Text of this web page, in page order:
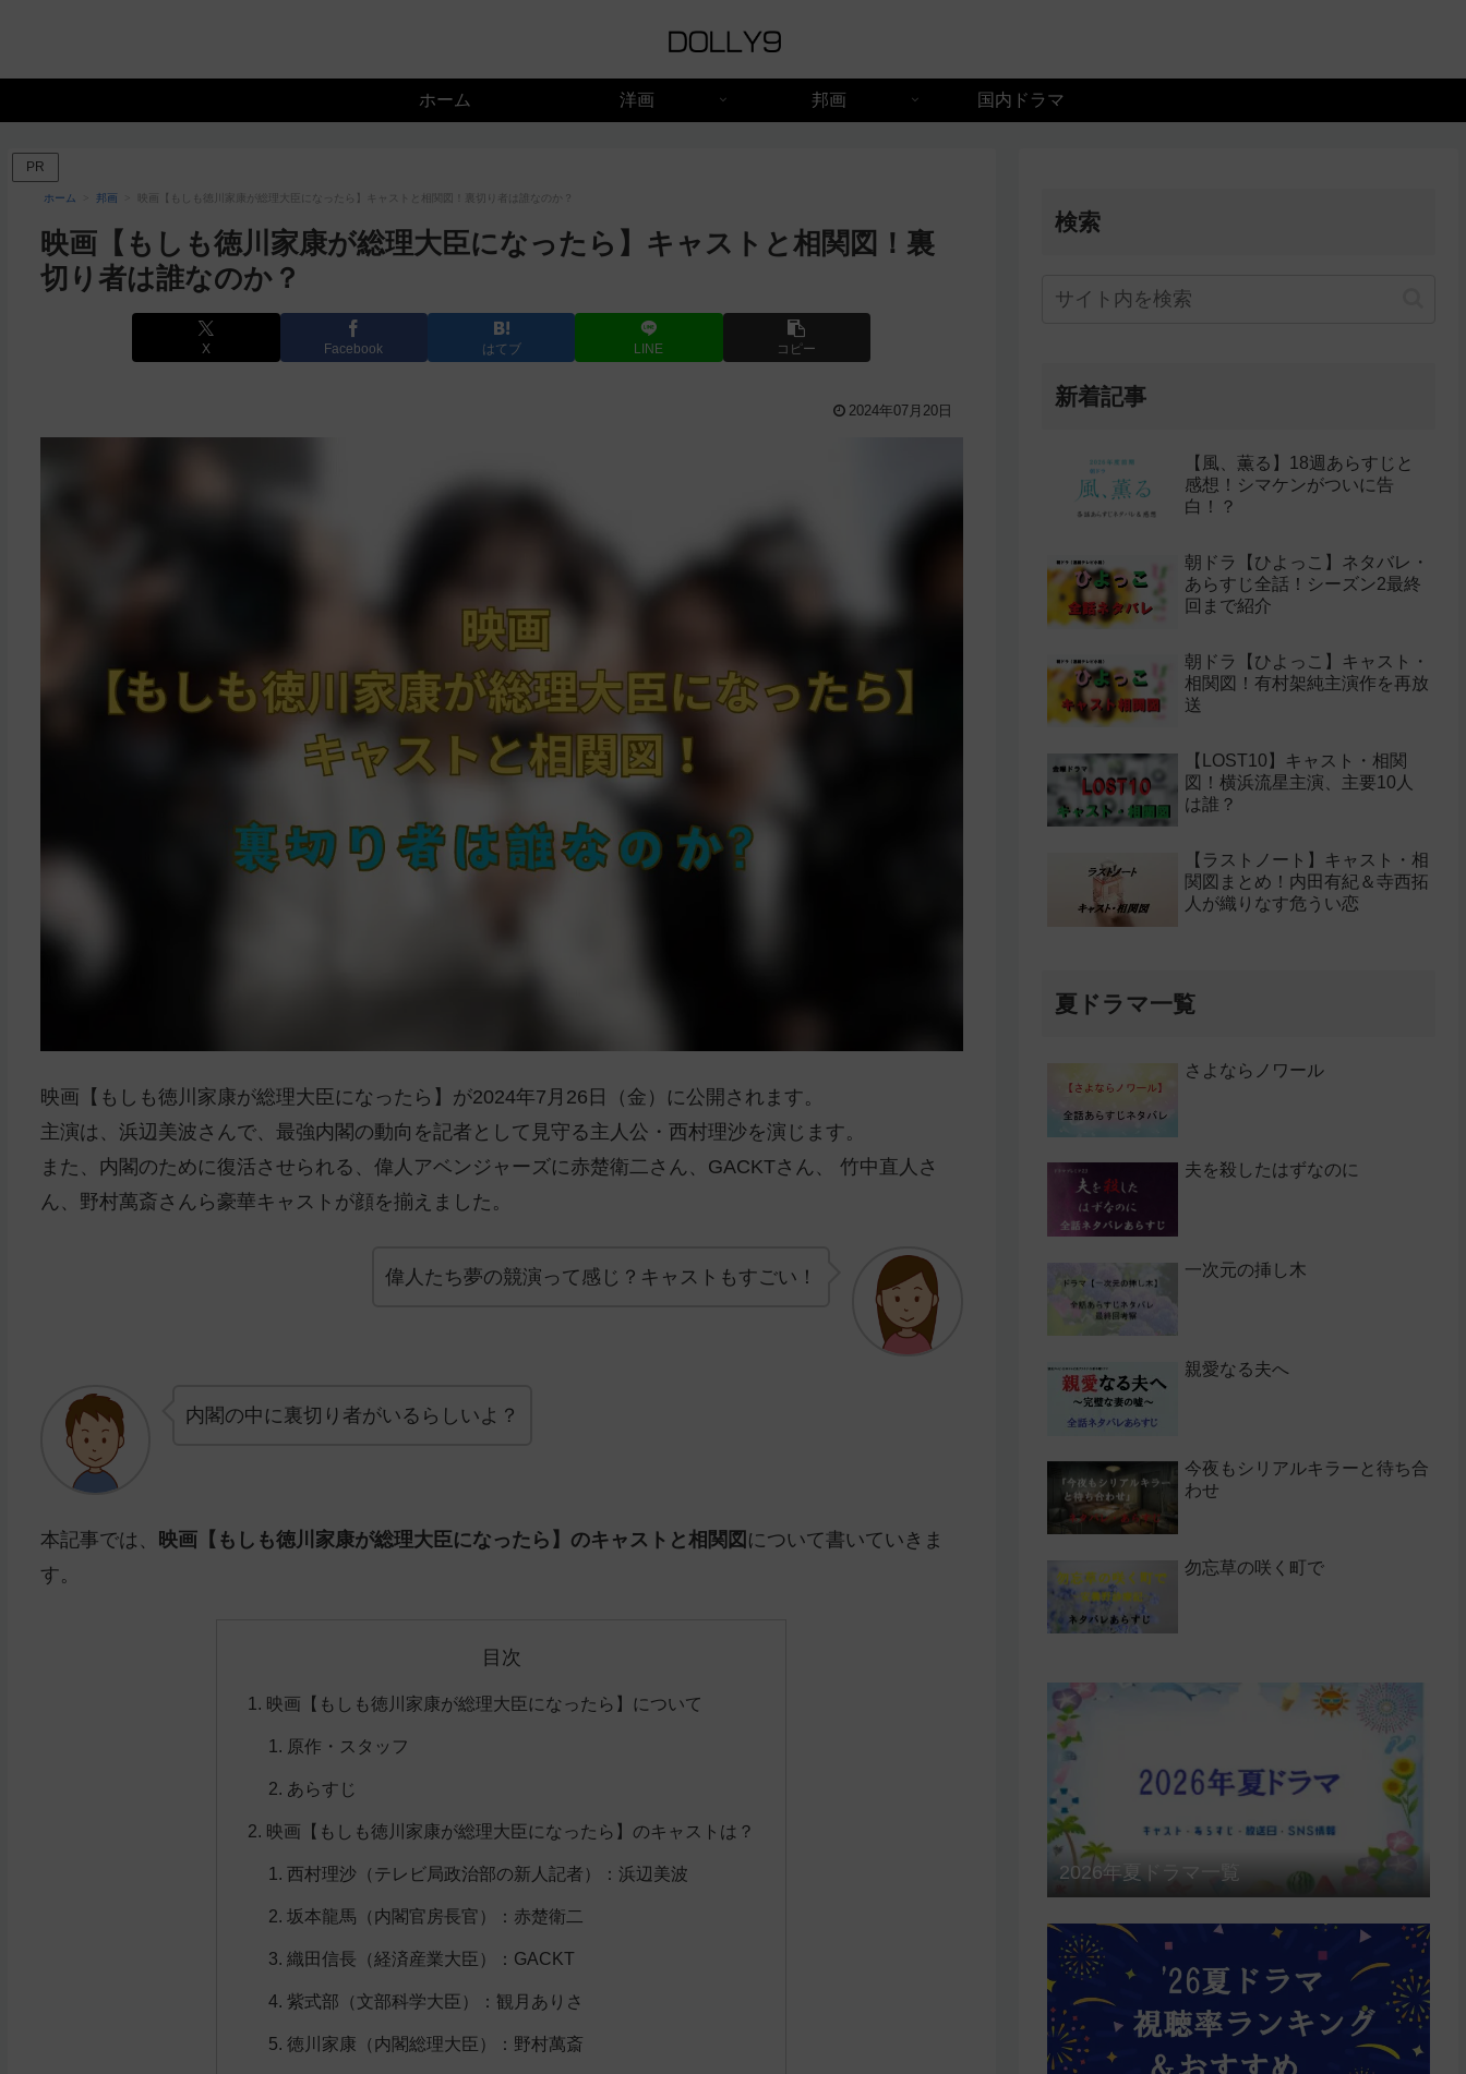
ホーム 洋画 邦画 国内ドラマ
PR
ホーム 邦画 映画【もしも徳川家康が総理大臣になったら】キャストと相関図！裏切り者は誰なのか？
映画【もしも徳川家康が総理大臣になったら】キャストと相関図！裏
切り者は誰なのか？
X Facebook はてブ LINE コピー
2024年07月20日
映画【もしも徳川家康が総理大臣になったら】が2024年7月26日（金）に公開されます。
主演は、浜辺美波さんで、最強内閣の動向を記者として見守る主人公・西村理沙を演じます。
また、内閣のために復活させられる、偉人アベンジャーズに 赤楚衛二さん、 GACKTさん、
竹中直人さ
ん、 野村萬斎さんら豪華キャストが顔を揃えました。
偉人たち夢の競演って感じ？キャストもすごい！
内閣の中に裏切り者がいるらしいよ？
本記事では、 映画【もしも徳川家康が総理大臣になったら】のキャストと相関図 について書いていきま
す。
目次
映画【もしも徳川家康が総理大臣になったら】について
原作・スタッフ
あらすじ
映画【もしも徳川家康が総理大臣になったら】のキャストは？
西村理沙（テレビ局政治部の新人記者）：浜辺美波
坂本龍馬（内閣官房長官）：赤楚衛二
織田信長（経済産業大臣）：GACKT
紫式部（文部科学大臣）：観月ありさ
徳川家康（内閣総理大臣）：野村萬斎
検索
新着記事
【風、薫る】18週あらすじと
感想！シマケンがついに告
白！？
朝ドラ【ひよっこ】ネタバレ・
あらすじ全話！シーズン2最終
回まで紹介
朝ドラ【ひよっこ】キャスト・
相関図！有村架純主演作を再放
送
【LOST10】キャスト・相関
図！横浜流星主演、主要10人
は誰？
【ラストノート】キャスト・相
関図まとめ！内田有紀＆寺西拓
人が織りなす危うい恋
夏ドラマ一覧
さよならノワール
夫を殺したはずなのに
一次元の挿し木
親愛なる夫へ
今夜もシリアルキラーと待ち合
わせ
勿忘草の咲く町で
2026年夏ドラマ一覧